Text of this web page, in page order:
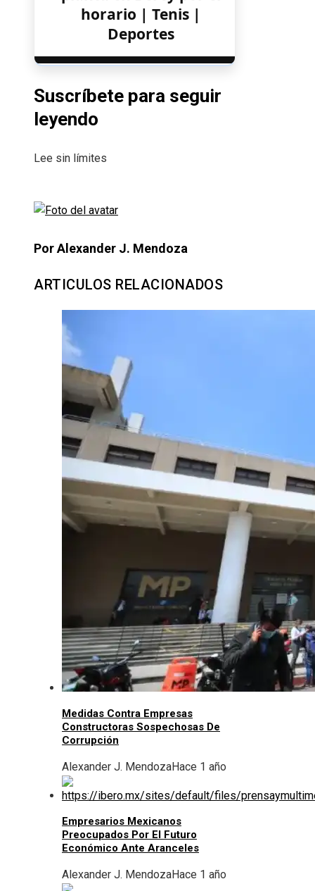
horario | Tenis |
Deportes
Suscríbete para seguir
leyendo
Lee sin límites
Por Alexander J. Mendoza
ARTICULOS RELACIONADOS
Medidas Contra Empresas
Constructoras Sospechosas De
Corrupción
Alexander J. MendozaHace 1 año
Empresarios Mexicanos
Preocupados Por El Futuro
Económico Ante Aranceles
Alexander J. MendozaHace 1 año